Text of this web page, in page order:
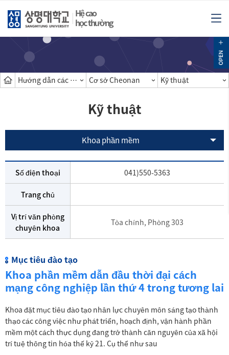
Hệ cao
học thường
Hướng dẫn các khoa Cơ sở Cheonan Kỹ thuật
Kỹ thuật
Khoa phần mềm
Số điện thoại 041)550-5363
Trang chủ
Vị trí văn phòng
chuyên khoa
Tòa chính, Phòng 303
Mục tiêu đào tạo
Khoa phần mềm dẫn đầu thời đại cách
mạng công nghiệp lần thứ 4 trong tương lai
Khoa đặt mục tiêu đào tạo nhân lực chuyên môn sáng tạo thành
thạo các công việc như phát triển, hoạch định, vận hành phần
mềm một cách thực dụng đang trở thành căn nguyên của xã hội
trí tuệ thông tin hóa thế kỷ 21. Cụ thể như sau